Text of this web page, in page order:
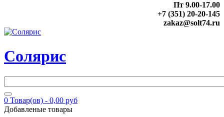
Пт 9.00-17.00
+7 (351) 20-20-145
zakaz@solt74.ru
Солярис
0 Товар(ов) - 0,00 руб
Добавленые товары